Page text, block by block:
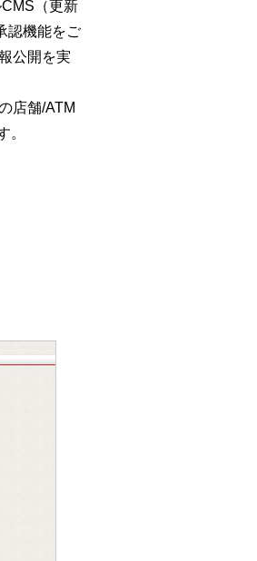
（更新
認機能をご
公開を実
店舗/ATM
。